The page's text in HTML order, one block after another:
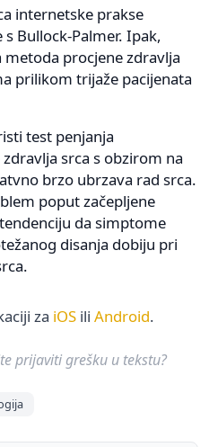
internetske prakse
Bullock-Palmer. Ipak,
procjene zdravlja
prilikom trijaže pacijenata
test penjanja
srca s obzirom na
brzo ubrzava rad srca.
poput začepljene
da simptome
disanja dobiju pri
za iOS ili Android.
prijaviti grešku u tekstu?